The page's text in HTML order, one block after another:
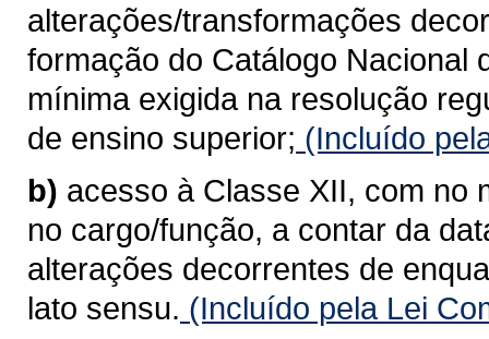
alterações/transformações
formação do Catálogo Nacional
mínima exigida na resolução
de ensino superior; (Incluído
b) acesso à Classe XII, com no
no cargo/função, a contar da
alterações decorrentes de
lato sensu. (Incluído pela Lei